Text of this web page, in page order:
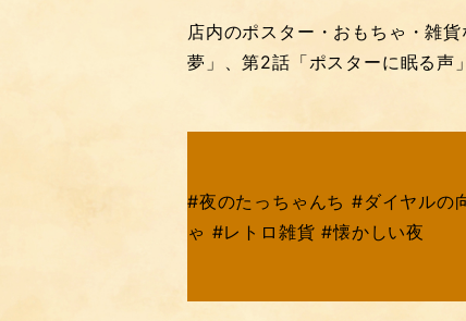
店内のポスター・おもちゃ・雑
夢」、第2話「ポスターに眠る声
#夜のたっちゃんち #ダイヤルの
ゃ #レトロ雑貨 #懐かしい夜